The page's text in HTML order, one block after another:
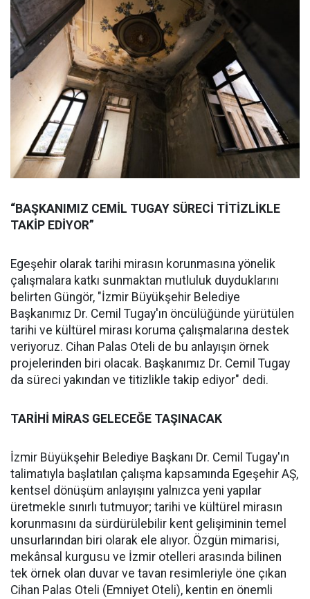
“BAŞKANIMIZ CEMİL TUGAY SÜRECİ TİTİZLİKLE
TAKİP EDİYOR”
Egeşehir olarak tarihi mirasın korunmasına yönelik
çalışmalara katkı sunmaktan mutluluk duyduklarını
belirten Güngör, "İzmir Büyükşehir Belediye
Başkanımız Dr. Cemil Tugay'ın öncülüğünde yürütülen
tarihi ve kültürel mirası koruma çalışmalarına destek
veriyoruz. Cihan Palas Oteli de bu anlayışın örnek
projelerinden biri olacak. Başkanımız Dr. Cemil Tugay
da süreci yakından ve titizlikle takip ediyor" dedi.
TARİHİ MİRAS GELECEĞE TAŞINACAK
İzmir Büyükşehir Belediye Başkanı Dr. Cemil Tugay'ın
talimatıyla başlatılan çalışma kapsamında Egeşehir AŞ,
kentsel dönüşüm anlayışını yalnızca yeni yapılar
üretmekle sınırlı tutmuyor; tarihi ve kültürel mirasın
korunmasını da sürdürülebilir kent gelişiminin temel
unsurlarından biri olarak ele alıyor. Özgün mimarisi,
mekânsal kurgusu ve İzmir otelleri arasında bilinen
tek örnek olan duvar ve tavan resimleriyle öne çıkan
Cihan Palas Oteli (Emniyet Oteli), kentin en önemli